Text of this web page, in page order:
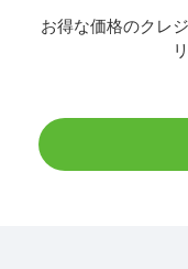
お得な価格のクレ